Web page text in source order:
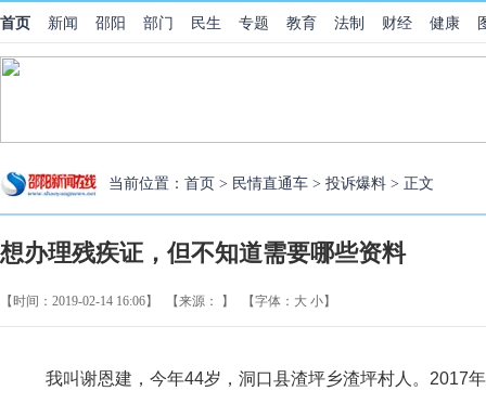
首页 新闻 邵阳 部门 民生 专题 教育 法制 财经 健康
当前位置： 首页 > 民情直通车 > 投诉爆料 > 正文
想办理残疾证，但不知道需要哪些资料
【时间：2019-02-14 16:06】 【来源： 】 【字体： 大 小】
我叫谢恩建，今年44岁，洞口县渣坪乡渣坪村人。2017